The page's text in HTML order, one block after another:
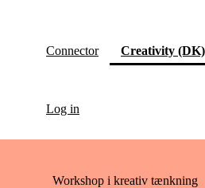
Connector Creativity (DK)
Log in
Workshop i kreativ tænkning